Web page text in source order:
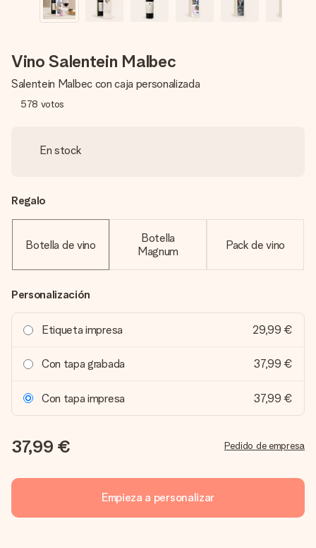
Vino Salentein Malbec
Salentein Malbec con caja personalizada
578 votos
En stock
Regalo
Botella de vino
Botella
Magnum
Pack de vino
Personalización
Etiqueta impresa 29,99 €
Con tapa grabada 37,99 €
Con tapa impresa 37,99 €
37,99 € Pedido de empresa
Empieza a personalizar